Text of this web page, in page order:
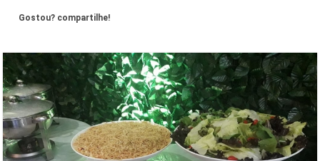
Gostou? compartilhe!